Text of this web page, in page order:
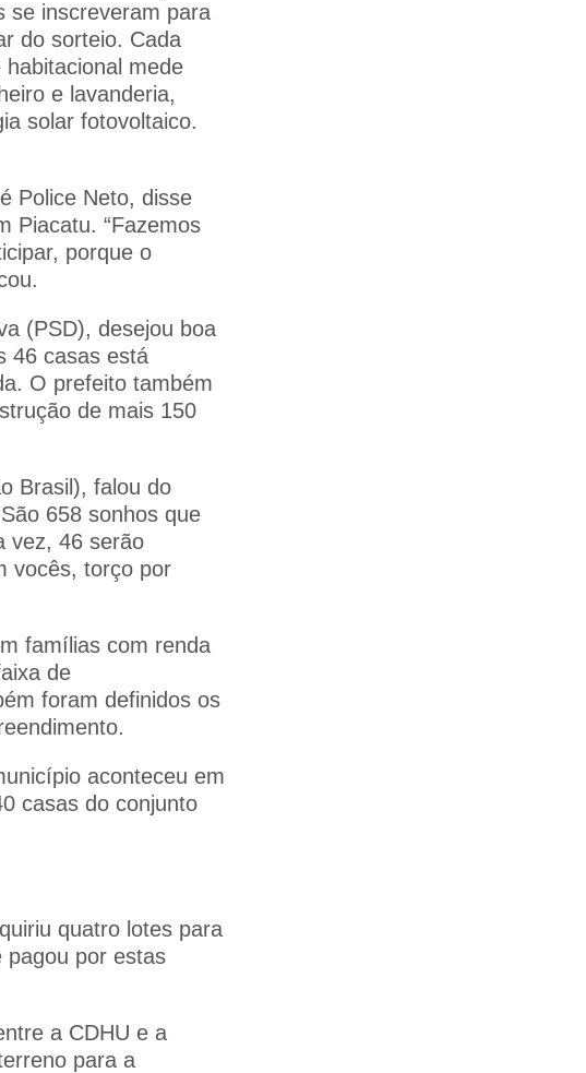
se inscreveram para
do sorteio. Cada
habitacional mede
e lavanderia,
solar fotovoltaico.
Police Neto, disse
Piacatu. “Fazemos
porque o
(PSD), desejou boa
46 casas está
O prefeito também
de mais 150
Brasil), falou do
658 sonhos que
vez, 46 serão
vocês, torço por
famílias com renda
de
foram definidos os
aconteceu em
casas do conjunto
quatro lotes para
pagou por estas
a CDHU e a
para a